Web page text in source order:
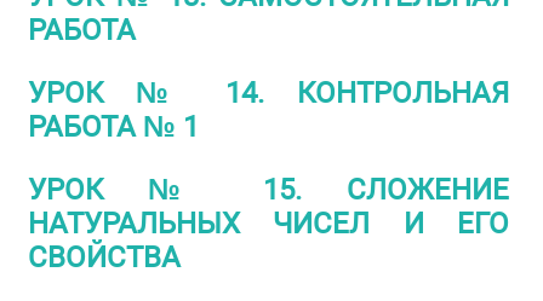
РАБОТА
УРОК № 14. КОНТРОЛЬНАЯ
РАБОТА № 1
УРОК № 15. СЛОЖЕНИЕ
НАТУРАЛЬНЫХ ЧИСЕЛ И ЕГО
СВОЙСТВА